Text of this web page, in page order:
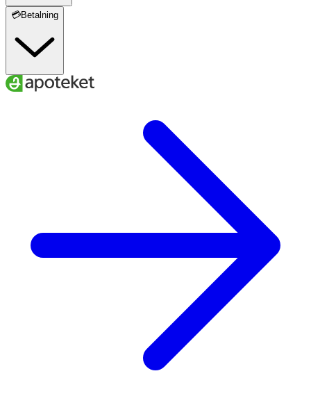
💳Betalning